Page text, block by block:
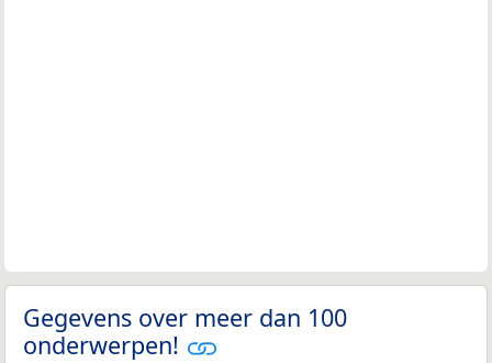
Gegevens over meer dan 100
onderwerpen!